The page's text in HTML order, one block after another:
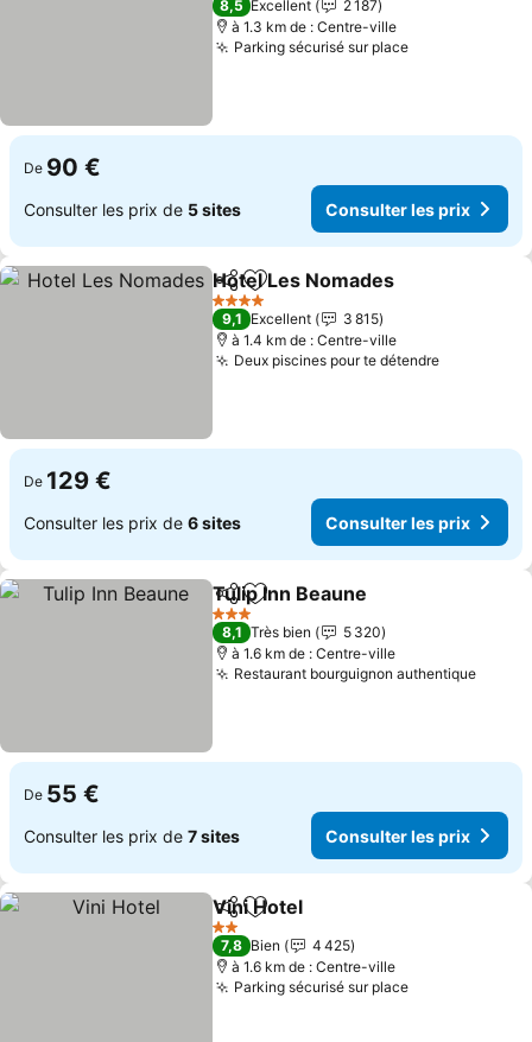
8,5 Excellent
2 187
à 1.3 km de : Centre-ville
Parking sécurisé sur placeConsulter les
De 90 €
Consulter les prix de 5 sites Consulter les prix
PartagerAjouter à mes favoris
Hotel Les Nomades
4 Étoiles
9,1 Excellent
3 815
à 1.4 km de : Centre-ville
Deux piscines pour te détendreConsulter
De 129 €
Consulter les prix de 6 sites Consulter les prix
PartagerAjouter à mes favoris
Tulip Inn Beaune
3 Étoiles
8,1 Très bien
5 320
à 1.6 km de : Centre-ville
Restaurant bourguignon authentique
De 55 €
Consulter les prix de 7 sites Consulter les prix
PartagerAjouter à mes favoris
Vini Hotel
2 Étoiles
7,8 Bien
4 425
à 1.6 km de : Centre-ville
Parking sécurisé sur placeConsulter les